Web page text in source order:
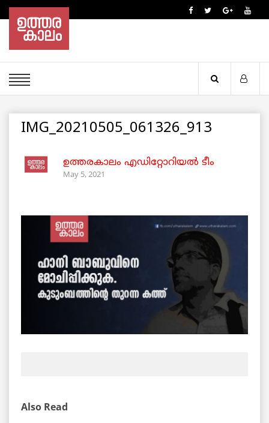
IMG_20210505_061326_913
ഉത്തരകാലം എഡിറ്റോറിയല്‍ ടീം
May 5, 2021
Also Read